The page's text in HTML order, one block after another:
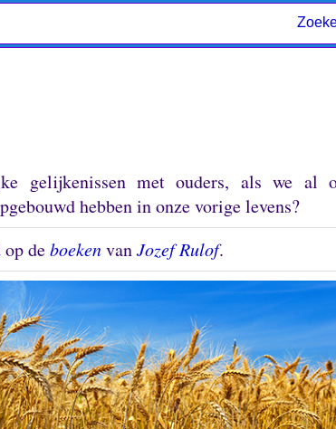
gelijkenissen met ouders, als we al
hebben in onze vorige levens?
op deboekenvanJozef Rulof.